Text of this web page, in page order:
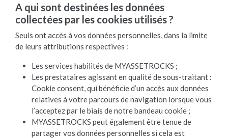
A qui sont destinées les données
collectées par les cookies utilisés ?
Seuls ont accès à vos données personnelles, dans la limite
de leurs attributions respectives :
Les services habilités de MYASSETROCKS ;
Les prestataires agissant en qualité de sous-traitant :
Cookie consent, qui bénéficie d’un accès aux données
relatives à votre parcours de navigation lorsque vous
l’acceptez par le biais de notre bandeau cookie ;
MYASSETROCKS peut également être tenue de
partager vos données personnelles si cela est